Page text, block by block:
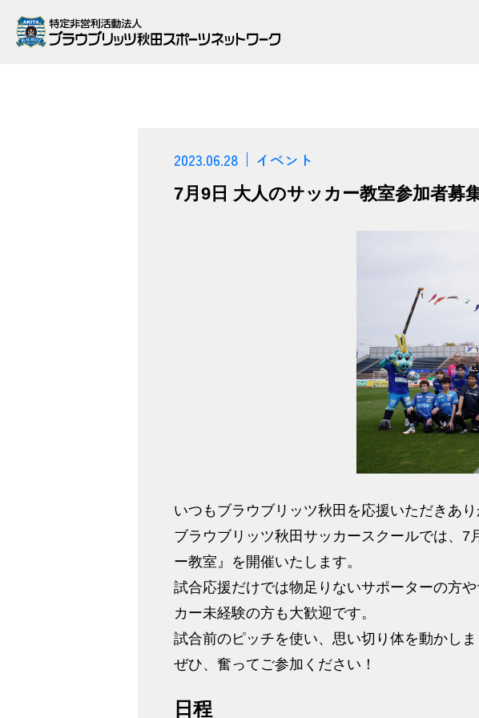
2023.06.28 イベント
7月9日 大人のサッカー教室参加者募
いつもブラウブリッツ秋田を応援いただきあり
ブラウブリッツ秋田サッカースクールでは、
ー教室』を開催いたします。
試合応援だけでは物足りないサポーターの方
カー未経験の方も大歓迎です。
試合前のピッチを使い、思い切り体を動かしま
ぜひ、奮ってご参加ください！
日程